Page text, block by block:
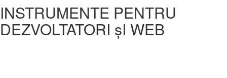
INSTRUMENTE PENTRU
DEZVOLTATORI șI WEB